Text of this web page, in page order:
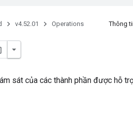
v4.52.01 Operations Thông
sát của các thành phần được hỗ